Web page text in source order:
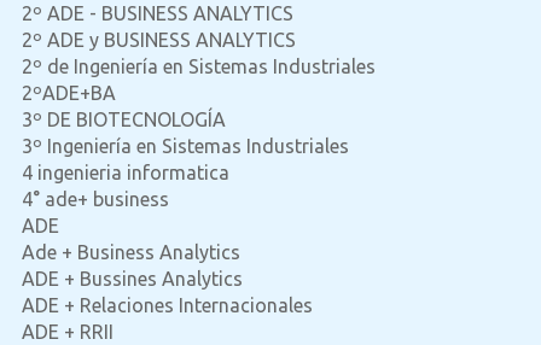
2º ADE - BUSINESS ANALYTICS
2º ADE y BUSINESS ANALYTICS
2º de Ingeniería en Sistemas Industriales
2ºADE+BA
3º DE BIOTECNOLOGÍA
3º Ingeniería en Sistemas Industriales
4 ingenieria informatica
4° ade+ business
ADE
Ade + Business Analytics
ADE + Bussines Analytics
ADE + Relaciones Internacionales
ADE + RRII